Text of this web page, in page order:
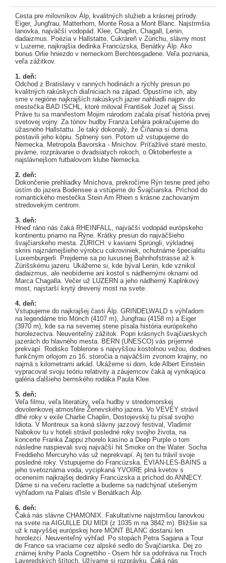
Cesta pre milovníkov Álp, kvalitných služieb a krásnej prírody.
Eiger, Jungfrau, Matterhorn, Monte Rosa a Mont Blanc. Najstrmšia
lanovka, najväčší vodopád. Klee, Chaplin, Chagall, Lenin,
dadaizmus. Poézia v Hallstatte, Cukráreň v Zürichu, slávny most
v Luzerne, najkrajšia dedinka Francúzska, Benátky Álp. Ako
bonus Orlie hniezdo v nemeckom Berchtesgadene. Veľa poznania,
veľa zážitkov.
1. deň:
Odchod z Bratislavy v ranných hodinách a rýchly presun po
kvalitných rakúskych diaľniciach na západ. Opustíme ich, aby
sme v regióne najkrajších rakúskych jazier nahliadli najprv do
mestečka BAD ISCHL, ktoré miloval František Jozef aj Sissi.
Práve tu sa manifestom Mojim národom začala písať história prvej
svetovej vojny. Za tónov hudby Franza Lehára pokračujeme do
úžasného Hallstattu. Je taký dokonalý, že Číňania si doma
postavili jeho kópiu. Splnený sen. Potom už vstupujeme do
Nemecka. Metropola Bavorska - Mníchov. Príťažlivé staré mesto,
pivárne, rozprávanie o dvadsiatych rokoch, o Oktoberfeste a
najslávnejšom futbalovom klube Nemecka.
2. deň:
Dokončenie prehliadky Mníchova, prekročíme Rýn tesne pred jeho
ústím do jazera Bodensee a vstúpime do Švajčiarska. Príchod do
romantického mestečka Stein Am Rhein s krásne zachovaným
stredovekým centrom.
3. deň:
Hneď ráno nás čaká RHEINFALL, najväčší vodopád európskeho
kontinentu priamo na Rýne. Krátky presun do najväčšieho
švajčiarskeho mesta. ZÜRICH: v kaviarni Sprüngli, výkladnej
skrini najznámejšieho výrobcu cukroviniek, ochutnáme špecialitu
Luxemburgerli. Prejdeme sa po luxusnej Bahnhofstrasse až k
Zürišskému jazeru. Ukážeme si, kde býval Lenin, kde vznikol
dadaizmus, ale neobídeme ani kostol s nádhernými oknami od
Marca Chagalla. Večer už LUZERN a jeho nádherný Kaplnkový
most, najstarší krytý drevený most na svete.
4. deň:
Vstupujeme do najkrajšej časti Álp. GRINDELWALD s výhľadom
na legendárne trio Mönch (4107 m), Jungfrau (4158 m) a Eiger
(3970 m), kde sa na severnej stene písala história európskeho
horolezectva. Neuveriteľný zážitok. Popri krásnych švajčiarskych
jazerách do hlavného mesta. BERN (UNESCO) vás príjemné
prekvapí. Rodisko Toblerone s najvyššou kostolnou vežou, dodnes
funkčným orlojom zo 16. storočia a najväčším zvonom krajiny, no
najmä s kilometrami arkád. Ukážeme si dom, kde Albert Einstein
vypracoval svoju teóriu relativity a záujemcov čaká aj vynikajúca
galéria ďalšieho bernského rodáka Paula Klee.
5. deň:
Veľa filmu, veľa literatúry, veľa hudby v stredomorskej
dovolenkovej atmosfére Ženevského jazera. Vo VEVEY strávil
dlhé roky v exile Charlie Chaplin, Dostojevskij tu písal svojho
Idiota. V Montreux sa koná slávny jazzový festival, Vladimir
Nabokov tu v hoteli strávil posledné roky svojho života, na
koncerte Franka Zappu zhorelo kasíno a Deep Purple o tom
následne naspievali svoj najväčší hit Smoke on the Water. Socha
Freddieho Mercuryho vás už neprekvapí. Aj ten tu trávil svoje
posledné roky. Vstupujeme do Francúzska. ÉVIAN-LES-BAINS a
jeho svetoznáma voda, vycipkaná YVOIRE plná kvetov s
ocenením najkrajšej dedinky Francúzska a príchod do ANNECY.
Dáme si na večeru raclette a budeme sa nadchýnať utešeným
výhľadom na Palais d'Isle v Benátkach Álp.
6. deň:
Čaká nás slávne CHAMONIX. Fakultatívne najstrmšou lanovkou
na svete na AIGUILLE DU MIDI (z 1035 m na 3842 m). Bližšie sa
už k najvyššej európskej hore MONT BLANC dostanú len
horolezci. Neuveriteľný výhľad. Po stopách Petra Sagana a Tour
de France sa vraciame cez alpské sedlo do Švajčiarska. Dej zo
známej knihy Paola Cognettiho - Osem hôr sa odohráva na Troch
Laveredských štítoch. Užívame si rozprávku. Čaká nás